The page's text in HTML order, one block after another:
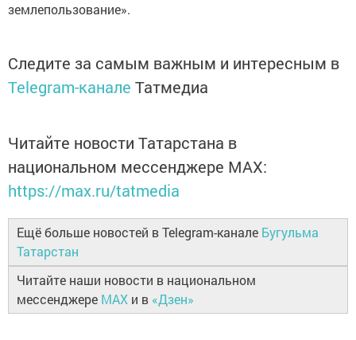
землепользование».
Следите за самым важным и интересным в
Telegram-канале Татмедиа
Читайте новости Татарстана в
национальном мессенджере MАХ:
https://max.ru/tatmedia
Ещё больше новостей в Telegram-канале Бугульма
Татарстан
Читайте наши новости в национальном
мессенджере MAX и в «Дзен»